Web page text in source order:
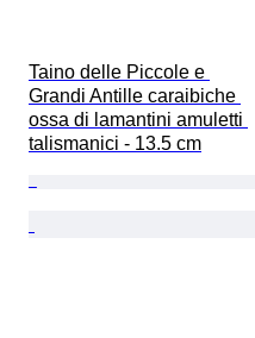
Taino delle Piccole e
Grandi Antille caraibiche
ossa di lamantini amuletti
talismanici - 13.5 cm